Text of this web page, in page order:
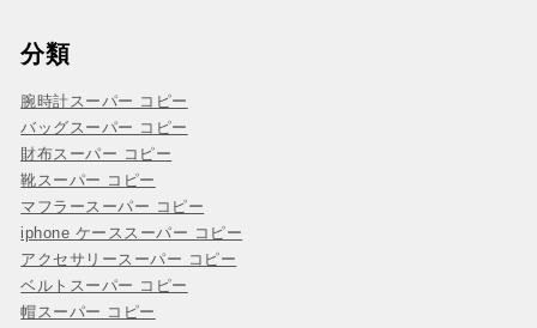
分類
腕時計スーパー コピー
バッグスーパー コピー
財布スーパー コピー
靴スーパー コピー
マフラースーパー コピー
iphone ケーススーパー コピー
アクセサリースーパー コピー
ベルトスーパー コピー
帽スーパー コピー